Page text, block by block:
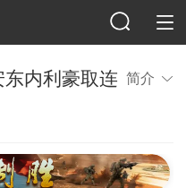
内利豪取连 简介